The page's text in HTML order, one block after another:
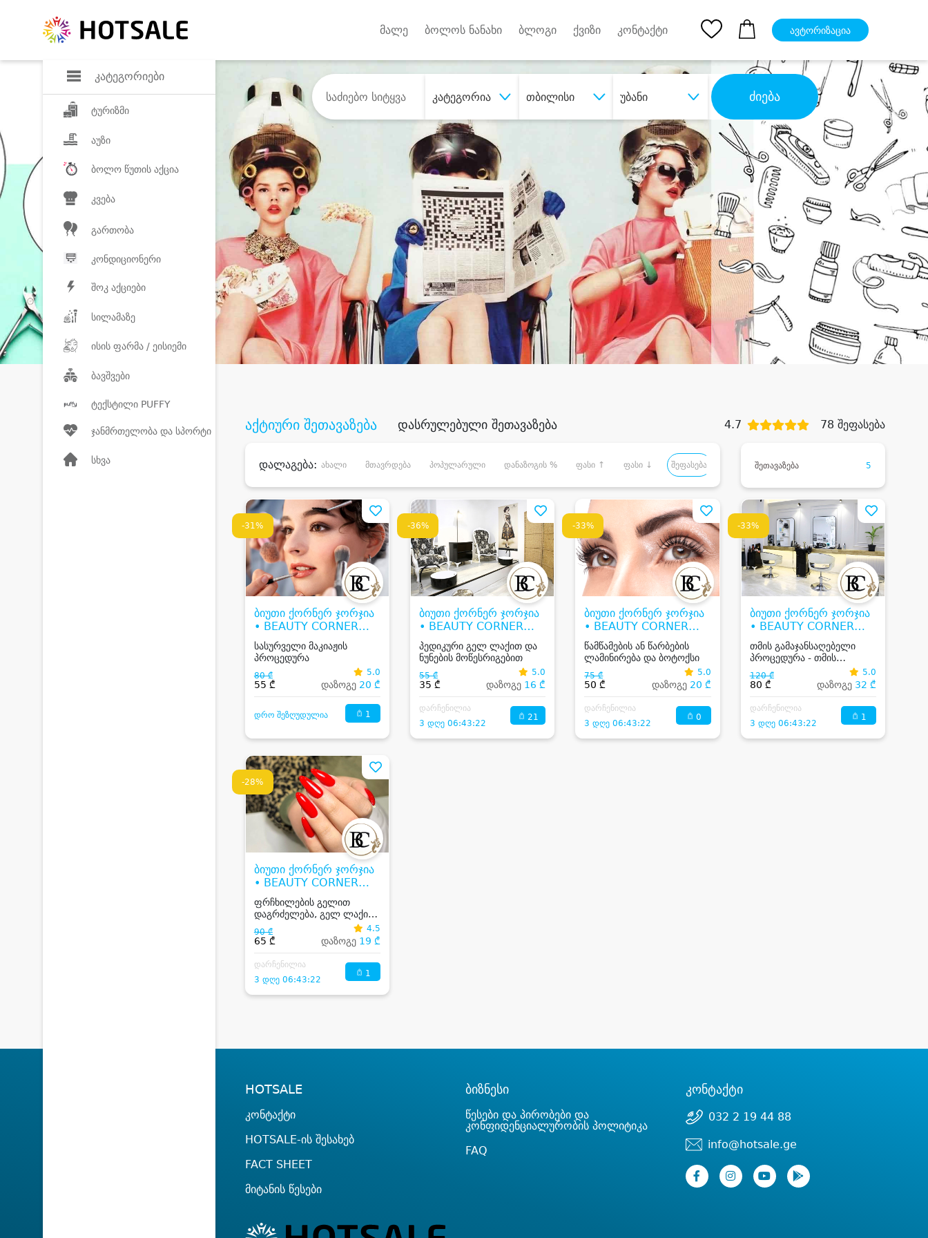
კატეგორიები
ტურიზმი
აუზი
ბოლო წუთის აქცია
კვება
გართობა
კონდიციონერი
შოკ აქციები
სილამაზე
ისის ფარმა / ეისიემი
ბავშვები
ტექსტილი PUFFY
ჯანმრთელობა და სპორტი
სხვა
მალე ბოლოს ნანახი ბლოგი ქვიზი კონტაქტი ავტორიზაცია
კატეგორია თბილისი უბანი ძიება
შეიძინე სასურველი მომსახურებადიდი დანაზოგით
აქტიური შეთავაზება დასრულებული შეთავაზება 4.7 78 შეფასება
დალაგება: ახალი მთავრდება პოპულარული დანაზოგის % ფასი ↑ ფასი ↓ შეფასება შეთავაზება 5
-31%
ბიუთი ქორნერ ჯორჯია
• BEAUTY CORNER
GEORGIA
სასურველი მაკიაჟის
პროცედურა
80 ₾
55 ₾
5.0
დაზოგე 20 ₾
დრო შეზღუდულია 1
-36%
ბიუთი ქორნერ ჯორჯია
• BEAUTY CORNER
GEORGIA
პედიკური გელ ლაქით და
ნუნების მოწესრიგებით
55 ₾
35 ₾
5.0
დაზოგე 16 ₾
დარჩენილია
3 დღე 06:43:22
21
-33%
ბიუთი ქორნერ ჯორჯია
• BEAUTY CORNER
GEORGIA
წამწამების ან წარბების
ლამინირება და ბოტოქსი
75 ₾
50 ₾
5.0
დაზოგე 20 ₾
დარჩენილია
3 დღე 06:43:22
0
-33%
ბიუთი ქორნერ ჯორჯია
• BEAUTY CORNER
GEORGIA
თმის გამაჯანსაღებელი
პროცედურა - თმის
ბოტოქსი, ფილერი
კერატინით
120 ₾
80 ₾
5.0
დაზოგე 32 ₾
დარჩენილია
3 დღე 06:43:22
1
-28%
ბიუთი ქორნერ ჯორჯია
• BEAUTY CORNER
GEORGIA
ფრჩხილების გელით
დაგრძელება, გელ ლაქის
გადასმა და ნუნების
დამუშავება
90 ₾
65 ₾
4.5
დაზოგე 19 ₾
დარჩენილია
3 დღე 06:43:22
1
HOTSALE
კონტაქტი
HOTSALE-ის შესახებ
FACT SHEET
მიტანის წესები
ბიზნესი
წესები და პირობები და
კონფიდენციალურობის პოლიტიკა
FAQ
კონტაქტი
032 2 19 44 88
info@hotsale.ge